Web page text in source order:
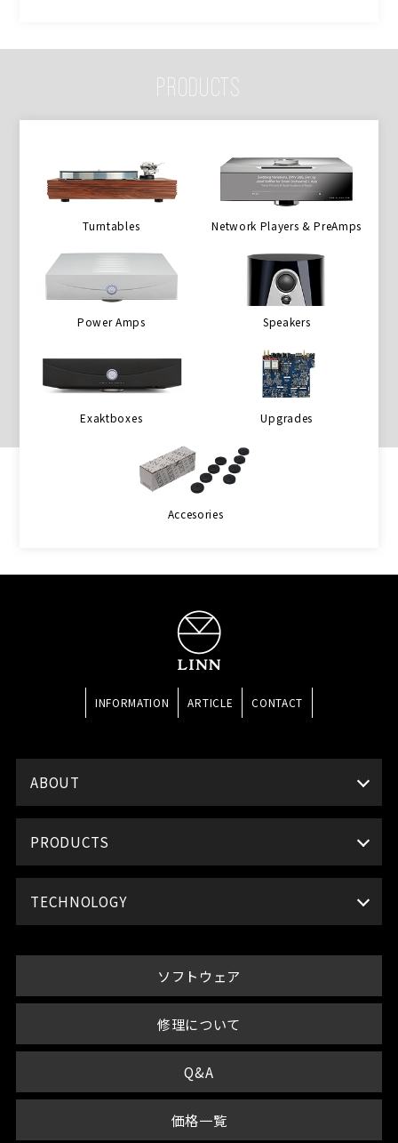
PRODUCTS
Turntables Network Players & PreAmps
Power Amps Speakers
Exaktboxes Upgrades
Accesories
INFORMATION ARTICLE CONTACT
ABOUT
PRODUCTS
TECHNOLOGY
ソフトウェア
修理について
Q&A
価格一覧